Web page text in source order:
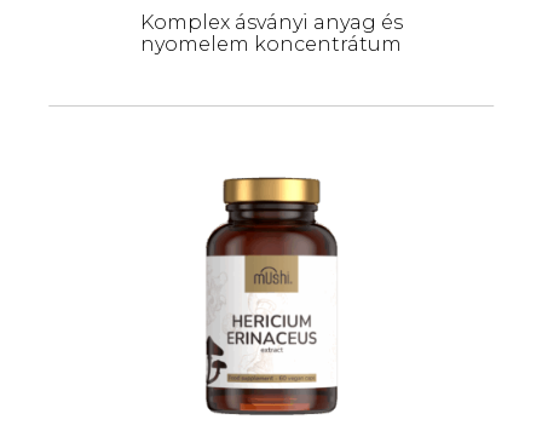
Komplex ásványi anyag és
nyomelem koncentrátum